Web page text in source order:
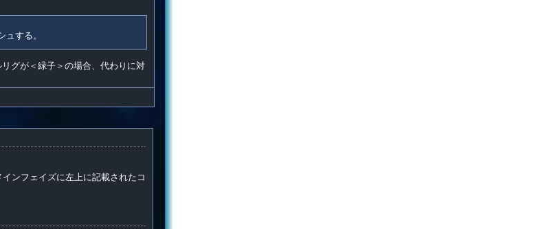
する。
グが＜緑子＞の場合、代わりに対
ンフェイズに左上に記載されたコ